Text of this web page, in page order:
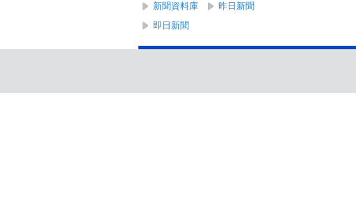
新聞資料庫 昨日新聞
即日新聞